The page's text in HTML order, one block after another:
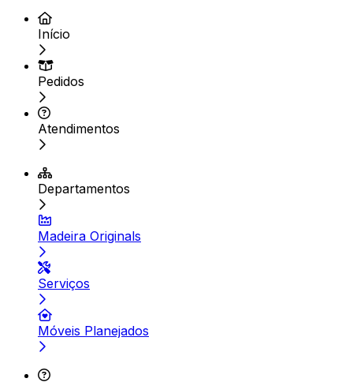
Início
Pedidos
Atendimentos
Departamentos
Madeira Originals
Serviços
Móveis Planejados